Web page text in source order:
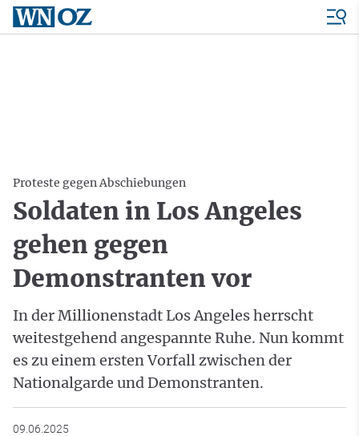
Proteste gegen Abschiebungen
Soldaten in Los Angeles
gehen gegen
Demonstranten vor
In der Millionenstadt Los Angeles herrscht
weitestgehend angespannte Ruhe. Nun kommt
es zu einem ersten Vorfall zwischen der
Nationalgarde und Demonstranten.
09.06.2025